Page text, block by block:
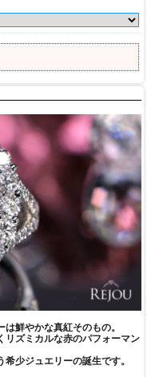
鮮やかな真紅そのもの。
リズミカルな赤のパフォーマン
少ジュエリーの誕生です。